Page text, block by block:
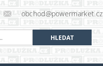
obchod@powermarket.cz